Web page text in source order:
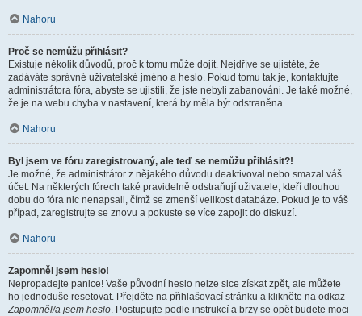
Nahoru
Proč se nemůžu přihlásit?
Existuje několik důvodů, proč k tomu může dojít. Nejdříve se ujistěte, že
zadáváte správné uživatelské jméno a heslo. Pokud tomu tak je, kontaktujte
administrátora fóra, abyste se ujistili, že jste nebyli zabanováni. Je také možné,
že je na webu chyba v nastavení, která by měla být odstraněna.
Nahoru
Byl jsem ve fóru zaregistrovaný, ale teď se nemůžu přihlásit?!
Je možné, že administrátor z nějakého důvodu deaktivoval nebo smazal váš
účet. Na některých fórech také pravidelně odstraňují uživatele, kteří dlouhou
dobu do fóra nic nenapsali, čímž se zmenší velikost databáze. Pokud je to váš
případ, zaregistrujte se znovu a pokuste se více zapojit do diskuzí.
Nahoru
Zapomněl jsem heslo!
Nepropadejte panice! Vaše původní heslo nelze sice získat zpět, ale můžete
ho jednoduše resetovat. Přejděte na přihlašovací stránku a klikněte na odkaz
Zapomněl/a jsem heslo. Postupujte podle instrukcí a brzy se opět budete moci